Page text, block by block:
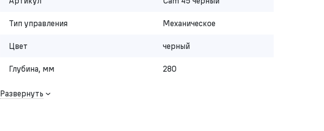
Тип управления Механическое
Цвет черный
Глубина, мм 280
Развернуть